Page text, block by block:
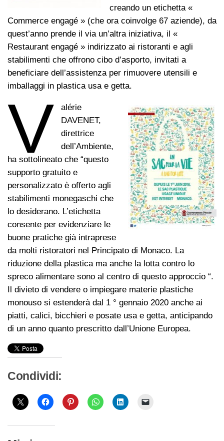
creando un etichetta «
Commerce engagé » (che ora coinvolge 67 aziende), da
quest’anno prende il via un’altra iniziativa, il «
Restaurant engagé » indirizzato ai ristoranti e agli
stabilimenti che offrono cibo d’asporto, invitati a
beneficiare dell’assistenza per rimuovere utensili e
imballaggi in plastica usa e getta.
V
alérie
DAVENET,
direttrice
dell’Ambiente,
ha sottolineato che “questo
supporto gratuito e
personalizzato è offerto agli
stabilimenti monegaschi che
lo desiderano. L’etichetta
consente per evidenziare le
buone pratiche già intraprese
da molti ristoratori nel Principato di Monaco. La
riduzione della plastica ma anche la lotta contro lo
spreco alimentare sono al centro di questo approccio “.
Il divieto di vendere o impiegare materie plastiche
monouso si estenderà dal 1 ° gennaio 2020 anche ai
piatti, calici, bicchieri e posate usa e getta, anticipando
di un anno quanto prescritto dall’Unione Europea.
Condividi: